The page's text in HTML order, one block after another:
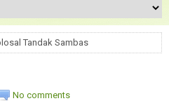
Tandak Sambas
No comments